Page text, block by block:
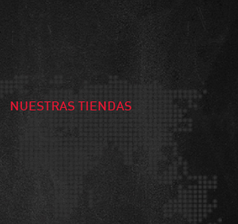
NUESTRAS TIENDAS